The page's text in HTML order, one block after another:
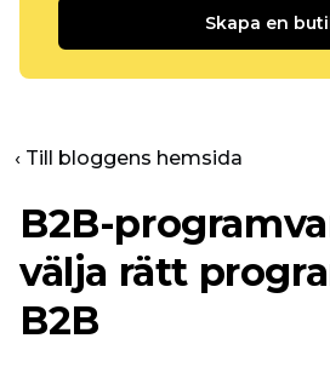
Skapa en
‹ Till bloggens hemsida
B2B-
välja rätt
B2B